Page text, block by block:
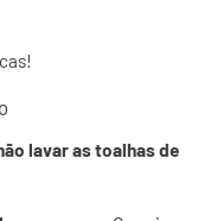
lavar as toalhas de